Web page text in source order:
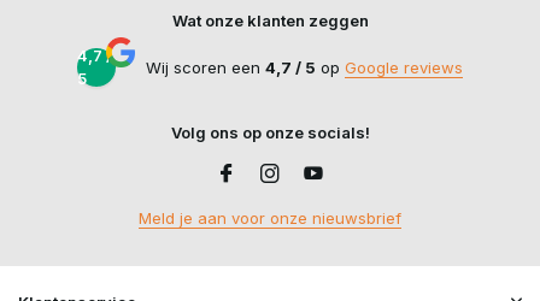
Wat onze klanten zeggen
4,7 /
5
Wij scoren een 4,7 / 5 op Google reviews
Volg ons op onze socials!
Meld je aan voor onze nieuwsbrief